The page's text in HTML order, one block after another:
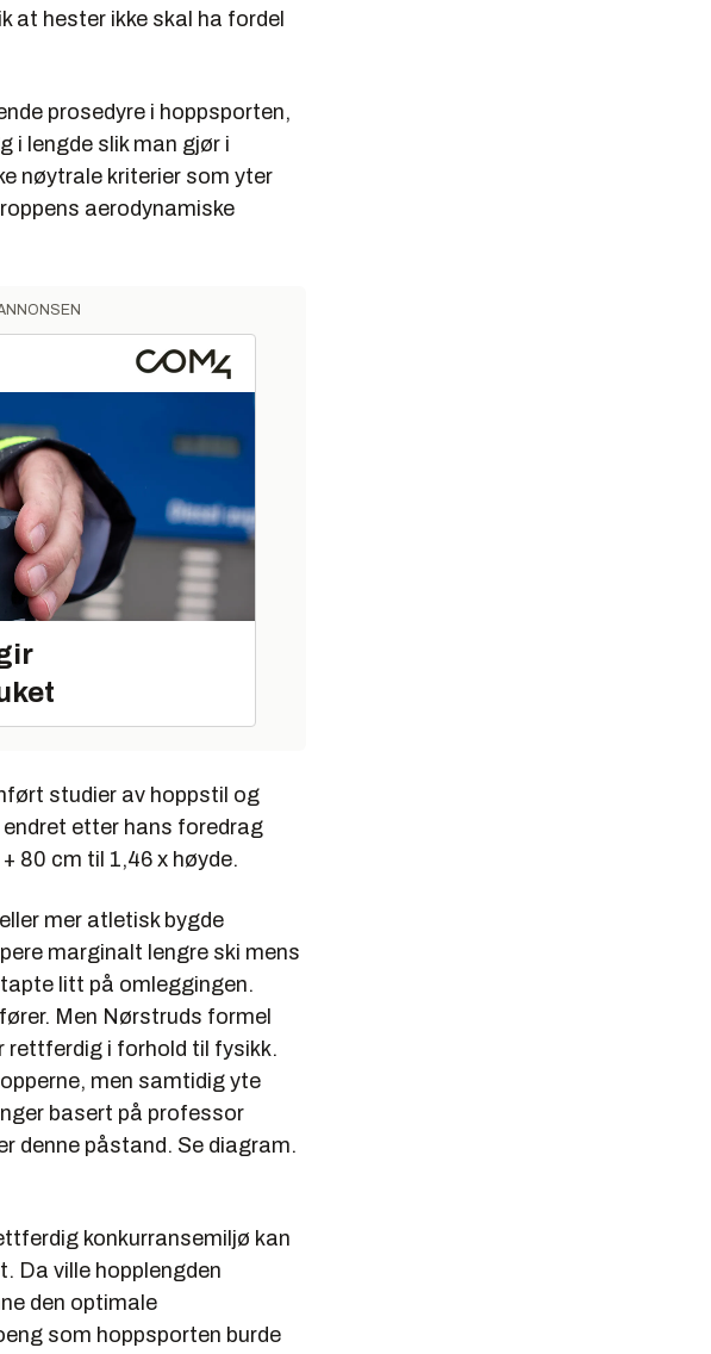
at hester ikke skal ha fordel
prosedyre i hoppsporten,
i lengde slik man gjør i
nøytrale kriterier som yter
aerodynamiske
studier av hoppstil og
etter hans foredrag
80 cm til 1,46 x høyde.
mer atletisk bygde
marginalt lengre ski mens
litt på omleggingen.
Men Nørstruds formel
rettferdig i forhold til fysikk.
men samtidig yte
basert på professor
denne påstand. Se diagram.
konkurransemiljø kan
Da ville hopplengden
den optimale
som hoppsporten burde